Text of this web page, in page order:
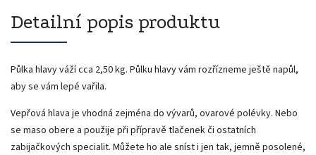
Detailní popis produktu
Půlka hlavy váží cca 2,50 kg. Půlku hlavy vám rozřízneme ještě napůl,
aby se vám lepé vařila.
Vepřová hlava je vhodná zejména do vývarů, ovarové polévky. Nebo
se maso obere a použije při přípravě tlačenek či ostatních
zabijačkových specialit. Můžete ho ale sníst i jen tak, jemně posolené,